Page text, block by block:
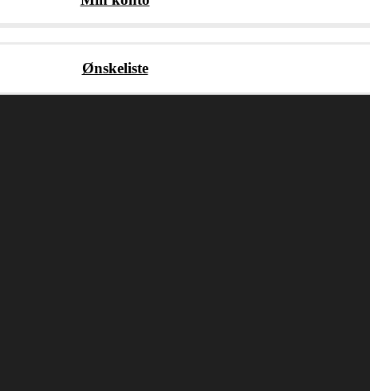
Ønskeliste